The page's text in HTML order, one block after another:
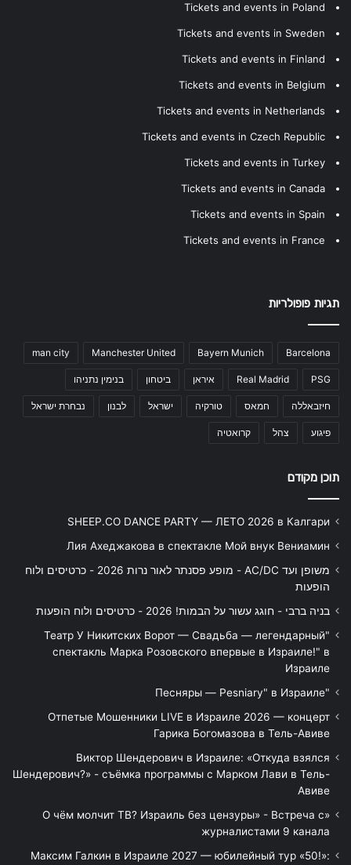
Tickets and events in Poland
Tickets and events in Sweden
Tickets and events in Finland
Tickets and events in Belgium
Tickets and events in Netherlands
Tickets and events in Czech Republic
Tickets and events in Turkey
Tickets and events in Canada
Tickets and events in Spain
Tickets and events in France
תגיות פופולריות
Barcelona
Bayern Munich
Manchester United
man city
PSG
Real Madrid איראן ביטחון בנימין נתניהו
חיזבאללה חמאס טורקיה ישראל לבנון נבחרת ישראל
פיגוע צהל קרואטיה
תוכן מקודם
SHEEP.CO DANCE PARTY — ЛЕТО 2026 в Калгари
Лия Ахеджакова в спектакле Мой внук Вениамин
משופן ועד AC/DC - מופע פסנתר לאור נרות 2026 - כרטיסים ולוח
הופעות
בניה ברבי - חוגג עשור על הבמות! 2026 - כרטיסים ולוח הופעות
"Театр У Никитских Ворот — Свадьба — легендарный
спектакль Марка Розовского впервые в Израиле!" в
Израиле
"Песняры — Pesniary" в Израиле
Отпетые Мошенники LIVE в Израиле 2026 — концерт
Гарика Богомазова в Тель-Авиве
Виктор Шендерович в Израиле: «Откуда взялся
Шендерович?» - съёмка программы с Марком Лави в Тель-
Авиве
«О чём молчит ТВ? Израиль без цензуры» - Встреча с
журналистами 9 канала
Максим Галкин в Израиле 2027 — юбилейный тур «50!»: